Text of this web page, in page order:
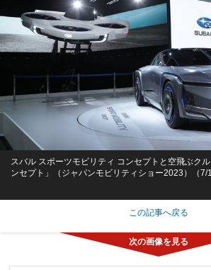
スバル スポーツモビリティ コンセプトと空飛ぶク
ンセプト」（ジャパンモビリティショー2023）（7/
この記事へ戻る